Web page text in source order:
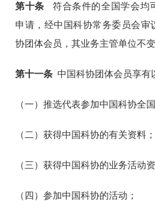
第十条 符合条件的全国学会均
申请，经中国科协常务委员会审
协团体会员，其业务主管单位不变
第十一条 中国科协团体会员享有
（一）推选代表参加中国科协全
（二）获得中国科协的有关资料；
（三）获得中国科协的业务活动资
（四）参加中国科协的活动；